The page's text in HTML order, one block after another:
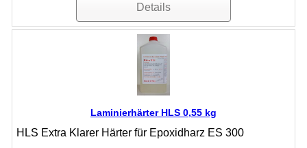
Details
Laminierhärter HLS 0,55 kg
HLS Extra Klarer Härter für Epoxidharz ES 300